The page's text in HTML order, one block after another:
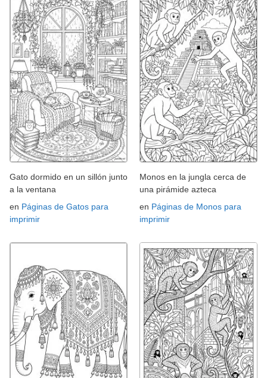
Gato dormido en un sillón junto
a la ventana
en Páginas de Gatos para
imprimir
Monos en la jungla cerca de
una pirámide azteca
en Páginas de Monos para
imprimir